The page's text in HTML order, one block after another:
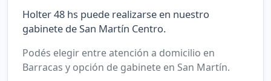
Holter 48 hs puede realizarse en nuestro
gabinete de San Martín Centro.
Podés elegir entre atención a domicilio en
Barracas y opción de gabinete en San Martín.